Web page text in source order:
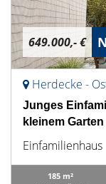
649.000,- €
Herdecke -
Junges
kleinem Garten
Einfamilienhaus
185 m²